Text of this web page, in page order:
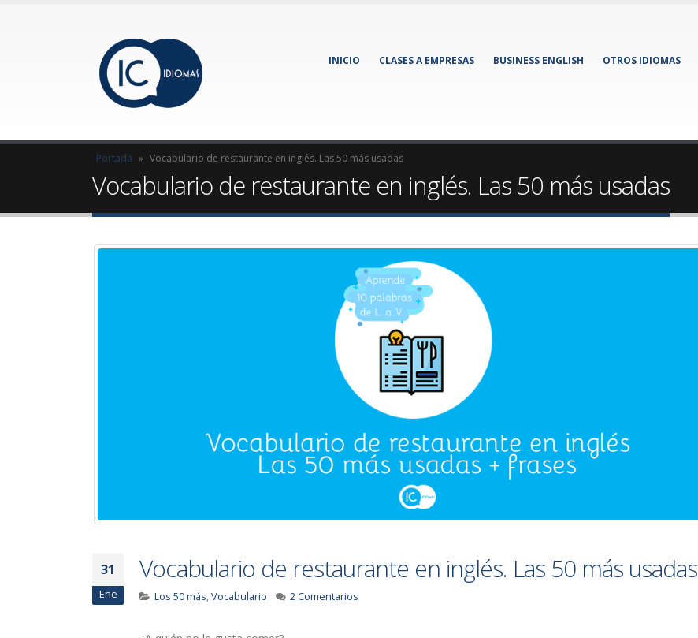
INICIO CLASES A EMPRESAS BUSINESS ENGLISH OTROS IDIOMAS
Portada » Vocabulario de restaurante en inglés. Las 50 más usadas
Vocabulario de restaurante en inglés. Las 50 más usadas
31
Ene
Vocabulario de restaurante en inglés. Las 50 más usadas
Los 50 más,Vocabulario 2 Comentarios